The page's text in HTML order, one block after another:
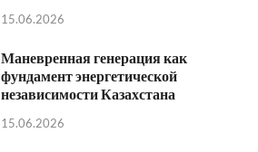
15.06.2026
Маневренная генерация как
фундамент энергетической
независимости Казахстана
15.06.2026